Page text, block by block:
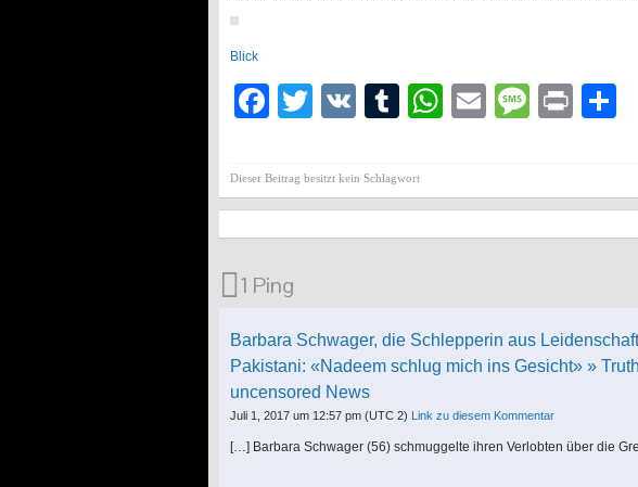
Blick
Facebook
Twitter
VK Tumblr
WhatsApp
Email Print
Dieser Beitrag besitzt kein Schlagwort
1 Ping
Barbara Schwager, die Schlepperin aus
Pakistani: «Nadeem schlug mich ins Gesicht» »
uncensored News
Juli 1, 2017 um 12:57 pm (UTC 2) Link zu diesem Kommentar
[…] Barbara Schwager (56) schmuggelte ihren Verlobten über die